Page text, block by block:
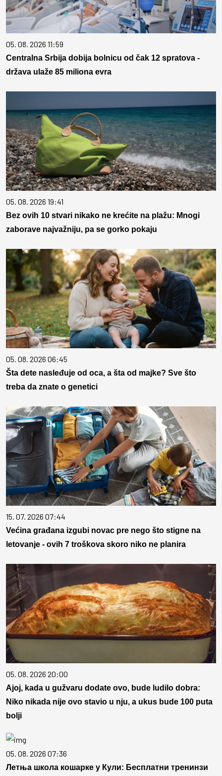
05. 08. 2026 11:59
Centralna Srbija dobija bolnicu od čak 12 spratova -
država ulaže 85 miliona evra
05. 08. 2026 19:41
Bez ovih 10 stvari nikako ne krećite na plažu: Mnogi
zaborave najvažniju, pa se gorko pokaju
05. 08. 2026 06:45
Šta dete nasleđuje od oca, a šta od majke? Sve što
treba da znate o genetici
15. 07. 2026 07:44
Većina građana izgubi novac pre nego što stigne na
letovanje - ovih 7 troškova skoro niko ne planira
05. 08. 2026 20:00
Ajoj, kada u gužvaru dodate ovo, bude ludilo dobra:
Niko nikada nije ovo stavio u nju, a ukus bude 100 puta
bolji
05. 08. 2026 07:36
Летња школа кошарке у Кули: Бесплатни тренинзи